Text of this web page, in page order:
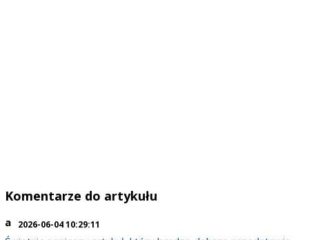
Komentarze do artykułu
a 2026-06-04 10:29:11